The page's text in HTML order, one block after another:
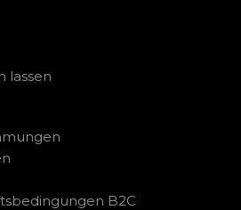
lassen
B2C